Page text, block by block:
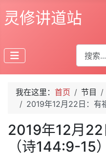
灵修讲道站
搜索
我在这里： 首页 节目
2019年12月22日：有
2019年12月
（诗144:9-15）